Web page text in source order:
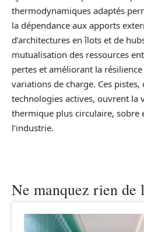
thermodynamiques adaptés
la dépendance aux apports
d’architectures en îlots et de
mutualisation des ressources
pertes et améliorant la
variations de charge. Ces
technologies actives, ouvrent la
thermique plus circulaire, sobre
l’industrie.
Ne manquez rien de